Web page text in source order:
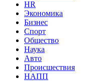
HR
Экономика
Бизнес
Спорт
Общество
Наука
Авто
Происшествия
НАПП